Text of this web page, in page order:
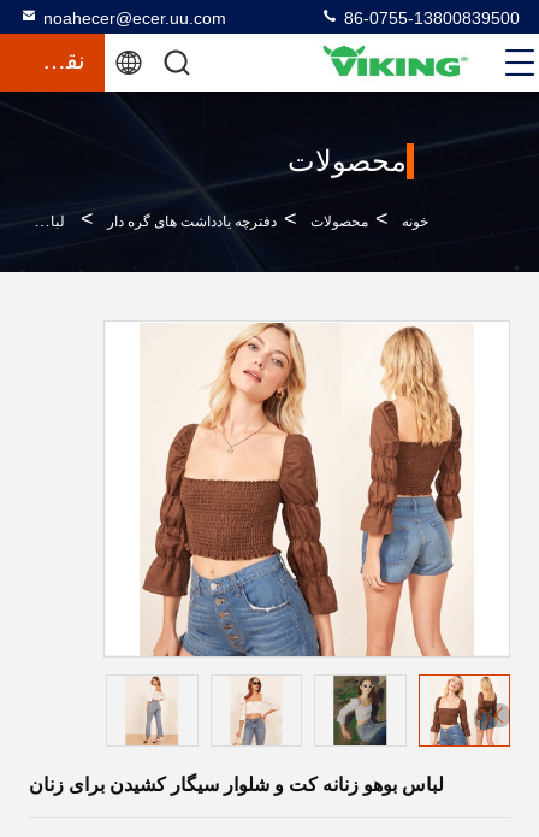
noahecer@ecer.uu.com 86-0755-13800839500
نقل قول
محصولات
خونه > محصولات > دفترچه یادداشت های گره دار > لباس بوهو زنانه کت و شلوار سیگار کشیدن برای زنان
لباس بوهو زنانه کت و شلوار سیگار کشیدن برای زنان